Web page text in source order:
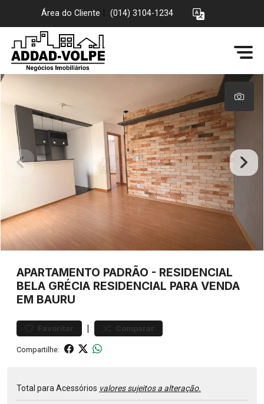
Área do Cliente (014) 3104-1234
APARTAMENTO PADRÃO - RESIDENCIAL
BELA GRÉCIA RESIDENCIAL PARA VENDA
EM BAURU
Favoritar | Comparar
Compartilhe:
Total para Acessórios valores sujeitos a alteração.